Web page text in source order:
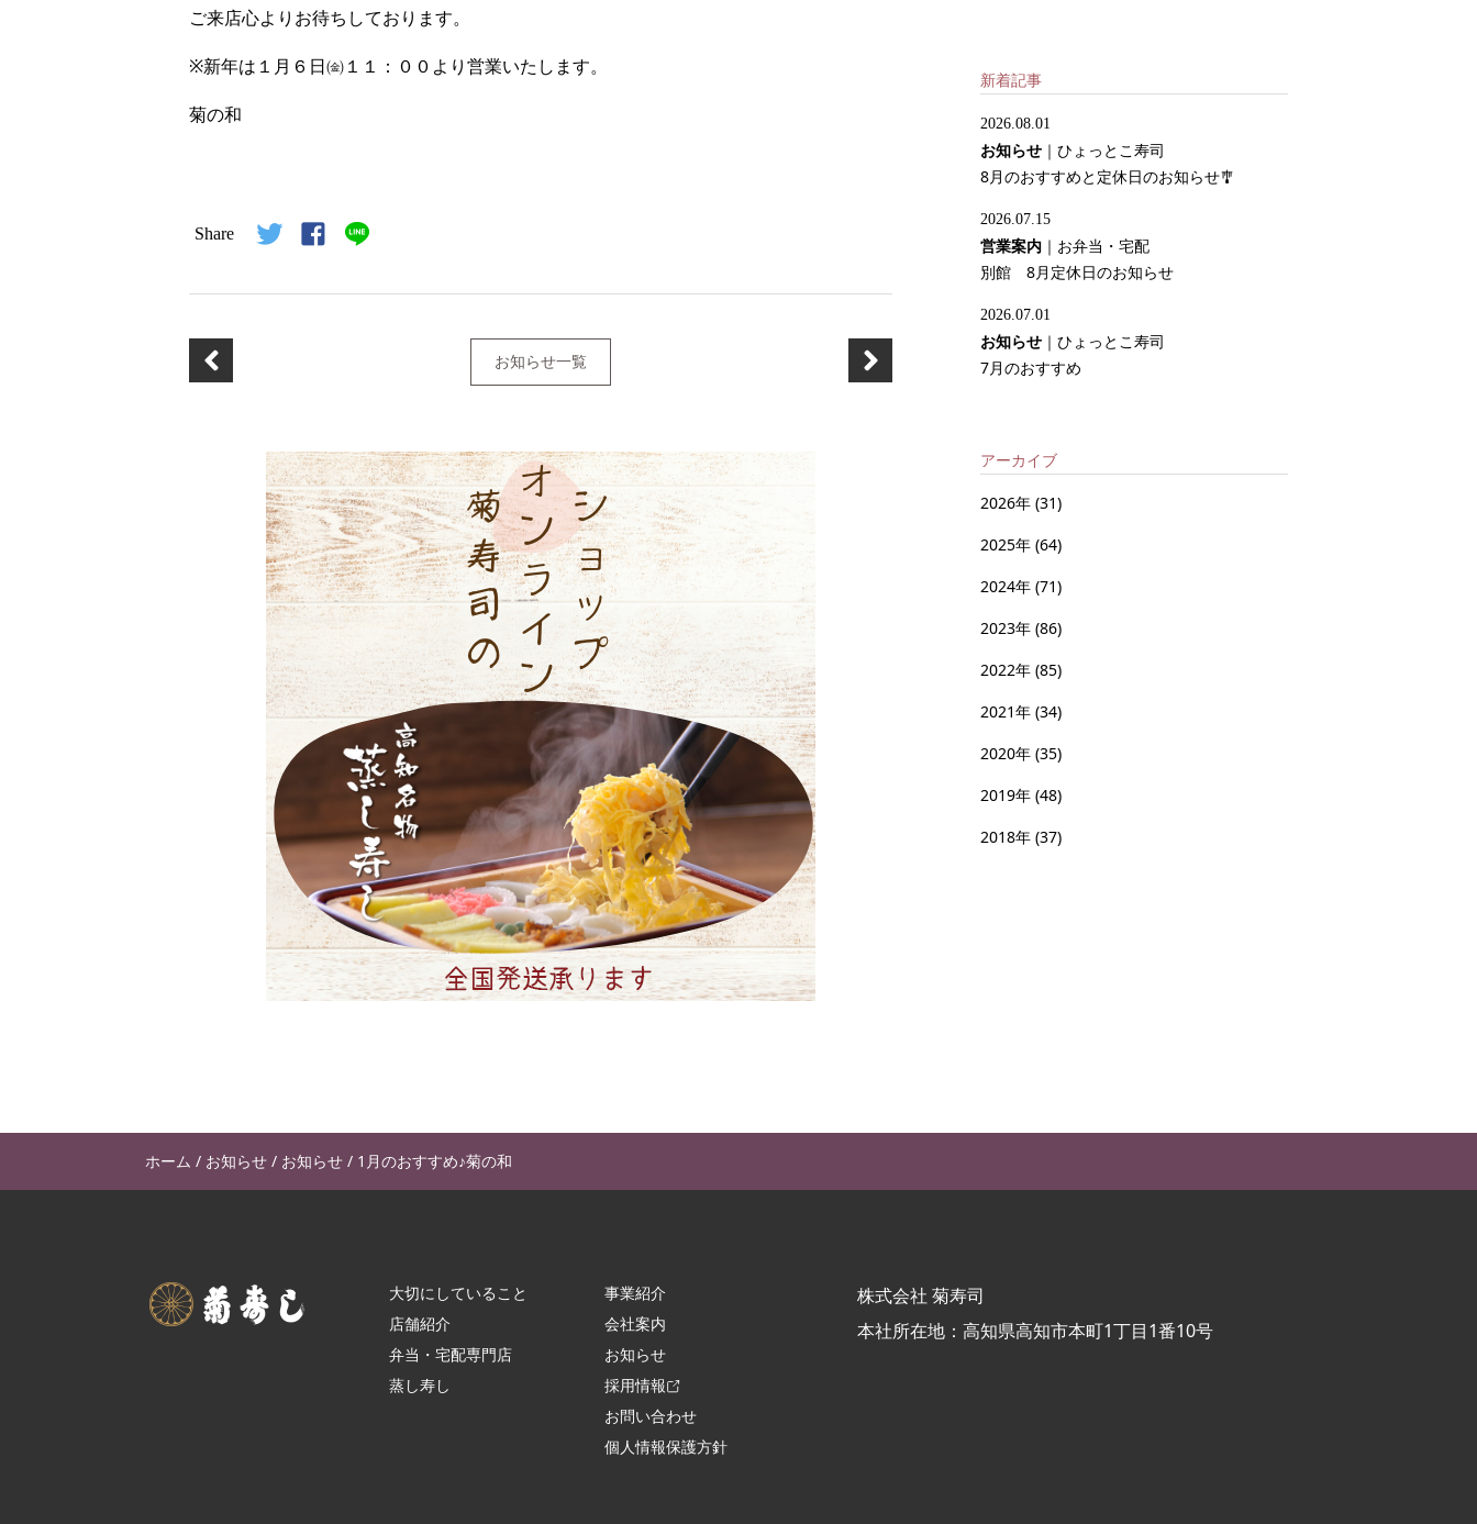
ご来店心よりお待ちしております。
※新年は１月６日㈮１１：００より営業いたします。
菊の和
Share
お知らせ一覧
新着記事
2026.08.01
お知らせ ｜ ひょっとこ寿司
8月のおすすめと定休日のお知らせ🎐
2026.07.15
営業案内 ｜ お弁当・宅配
別館 8月定休日のお知らせ
2026.07.01
お知らせ ｜ ひょっとこ寿司
7月のおすすめ
アーカイブ
2026年 (31)
2025年 (64)
2024年 (71)
2023年 (86)
2022年 (85)
2021年 (34)
2020年 (35)
2019年 (48)
2018年 (37)
ホーム / お知らせ / お知らせ / 1月のおすすめ♪菊の和
大切にしていること
店舗紹介
弁当・宅配専門店
蒸し寿し
事業紹介
会社案内
お知らせ
採用情報
お問い合わせ
個人情報保護方針
株式会社 菊寿司
本社所在地：高知県高知市本町1丁目1番10号